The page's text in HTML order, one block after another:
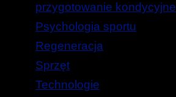
przygotowanie kondycyjne
Psychologia sportu
Regeneracja
Sprzęt
Technologie